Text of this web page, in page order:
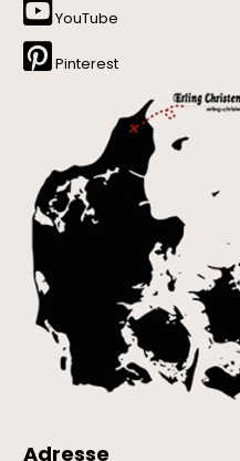
YouTube
Pinterest
Adresse